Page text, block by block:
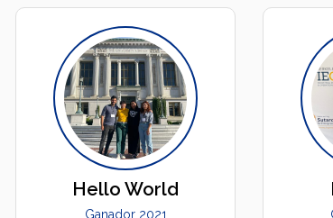
Hello World
Ganador 2021